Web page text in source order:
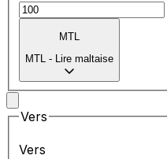
MTL
MTL - Lire maltaise
Vers
Vers